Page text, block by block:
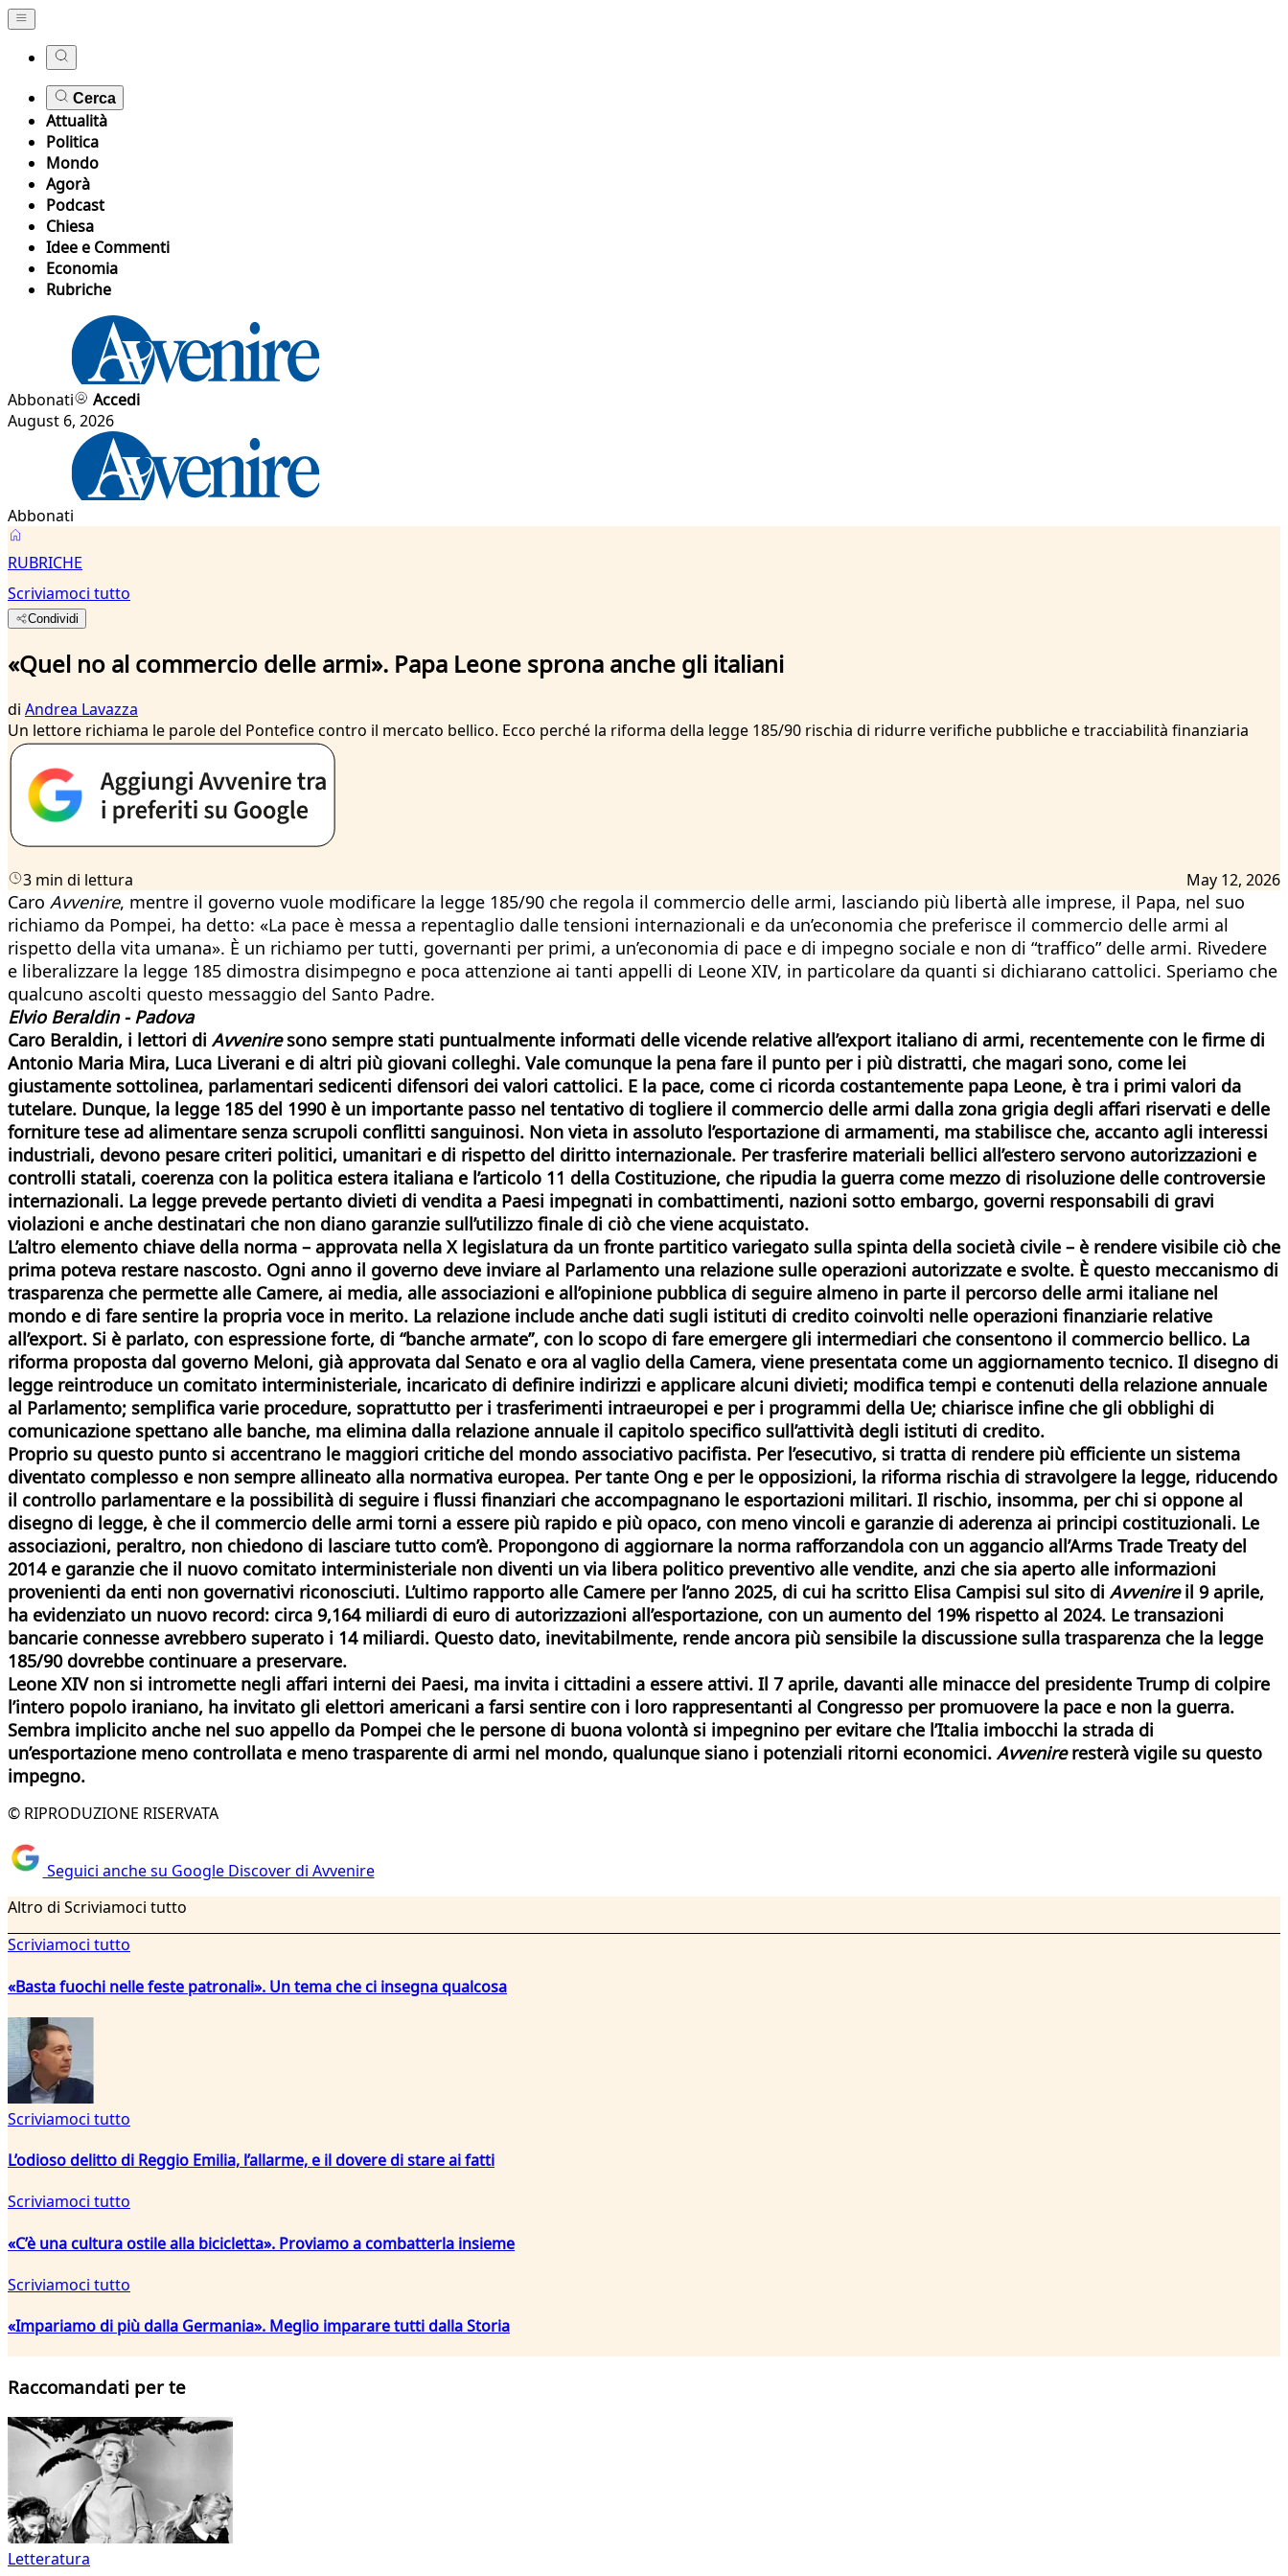
Cerca
Attualità
Politica
Mondo
Agorà
Podcast
Chiesa
Idee e Commenti
Economia
Rubriche
Abbonati
Accedi
August 6, 2026
Abbonati
RUBRICHE
Scriviamoci tutto
Condividi
«Quel no al commercio delle armi». Papa Leone sprona anche gli italiani
di Andrea Lavazza
Un lettore richiama le parole del Pontefice contro il mercato bellico. Ecco perché la riforma della legge 185/90 rischia di ridurre verifiche pubbliche e tracciabilità finanziaria
3 min di lettura May 12, 2026
Caro Avvenire, mentre il governo vuole modificare la legge 185/90 che regola il commercio delle armi, lasciando più libertà alle imprese, il Papa, nel suo
richiamo da Pompei, ha detto: «La pace è messa a repentaglio dalle tensioni internazionali e da un’economia che preferisce il commercio delle armi al
rispetto della vita umana». È un richiamo per tutti, governanti per primi, a un’economia di pace e di impegno sociale e non di “traffico” delle armi. Rivedere
e liberalizzare la legge 185 dimostra disimpegno e poca attenzione ai tanti appelli di Leone XIV, in particolare da quanti si dichiarano cattolici. Speriamo che
qualcuno ascolti questo messaggio del Santo Padre.
Elvio Beraldin - Padova
Caro Beraldin, i lettori di Avveniresono sempre stati puntualmente informati delle vicende relative all’export italiano di armi, recentemente con le firme di
Antonio Maria Mira, Luca Liverani e di altri più giovani colleghi. Vale comunque la pena fare il punto per i più distratti, che magari sono, come lei
giustamente sottolinea, parlamentari sedicenti difensori dei valori cattolici. E la pace, come ci ricorda costantemente papa Leone, è tra i primi valori da
tutelare. Dunque, la legge 185 del 1990 è un importante passo nel tentativo di togliere il commercio delle armi dalla zona grigia degli affari riservati e delle
forniture tese ad alimentare senza scrupoli conflitti sanguinosi. Non vieta in assoluto l’esportazione di armamenti, ma stabilisce che, accanto agli interessi
industriali, devono pesare criteri politici, umanitari e di rispetto del diritto internazionale. Per trasferire materiali bellici all’estero servono autorizzazioni e
controlli statali, coerenza con la politica estera italiana e l’articolo 11 della Costituzione, che ripudia la guerra come mezzo di risoluzione delle controversie
internazionali. La legge prevede pertanto divieti di vendita a Paesi impegnati in combattimenti, nazioni sotto embargo, governi responsabili di gravi
violazioni e anche destinatari che non diano garanzie sull’utilizzo finale di ciò che viene acquistato.
L’altro elemento chiave della norma – approvata nella X legislatura da un fronte partitico variegato sulla spinta della società civile – è rendere visibile ciò che
prima poteva restare nascosto. Ogni anno il governo deve inviare al Parlamento una relazione sulle operazioni autorizzate e svolte. È questo meccanismo di
trasparenza che permette alle Camere, ai media, alle associazioni e all’opinione pubblica di seguire almeno in parte il percorso delle armi italiane nel
mondo e di fare sentire la propria voce in merito. La relazione include anche dati sugli istituti di credito coinvolti nelle operazioni finanziarie relative
all’export. Si è parlato, con espressione forte, di “banche armate”, con lo scopo di fare emergere gli intermediari che consentono il commercio bellico. La
riforma proposta dal governo Meloni, già approvata dal Senato e ora al vaglio della Camera, viene presentata come un aggiornamento tecnico. Il disegno di
legge reintroduce un comitato interministeriale, incaricato di definire indirizzi e applicare alcuni divieti; modifica tempi e contenuti della relazione annuale
al Parlamento; semplifica varie procedure, soprattutto per i trasferimenti intraeuropei e per i programmi della Ue; chiarisce infine che gli obblighi di
comunicazione spettano alle banche, ma elimina dalla relazione annuale il capitolo specifico sull’attività degli istituti di credito.
Proprio su questo punto si accentrano le maggiori critiche del mondo associativo pacifista. Per l’esecutivo, si tratta di rendere più efficiente un sistema
diventato complesso e non sempre allineato alla normativa europea. Per tante Ong e per le opposizioni, la riforma rischia di stravolgere la legge, riducendo
il controllo parlamentare e la possibilità di seguire i flussi finanziari che accompagnano le esportazioni militari. Il rischio, insomma, per chi si oppone al
disegno di legge, è che il commercio delle armi torni a essere più rapido e più opaco, con meno vincoli e garanzie di aderenza ai principi costituzionali. Le
associazioni, peraltro, non chiedono di lasciare tutto com’è. Propongono di aggiornare la norma rafforzandola con un aggancio all’Arms Trade Treaty del
2014 e garanzie che il nuovo comitato interministeriale non diventi un via libera politico preventivo alle vendite, anzi che sia aperto alle informazioni
provenienti da enti non governativi riconosciuti. L’ultimo rapporto alle Camere per l’anno 2025, di cui ha scritto Elisa Campisi sul sito di Avvenireil 9 aprile,
ha evidenziato un nuovo record: circa 9,164 miliardi di euro di autorizzazioni all’esportazione, con un aumento del 19% rispetto al 2024. Le transazioni
bancarie connesse avrebbero superato i 14 miliardi. Questo dato, inevitabilmente, rende ancora più sensibile la discussione sulla trasparenza che la legge
185/90 dovrebbe continuare a preservare.
Leone XIV non si intromette negli affari interni dei Paesi, ma invita i cittadini a essere attivi. Il 7 aprile, davanti alle minacce del presidente Trump di colpire
l’intero popolo iraniano, ha invitato gli elettori americani a farsi sentire con i loro rappresentanti al Congresso per promuovere la pace e non la guerra.
Sembra implicito anche nel suo appello da Pompei che le persone di buona volontà si impegnino per evitare che l’Italia imbocchi la strada di
un’esportazione meno controllata e meno trasparente di armi nel mondo, qualunque siano i potenziali ritorni economici. Avvenireresterà vigile su questo
impegno.
© RIPRODUZIONE RISERVATA
Seguici anche su Google Discover di Avvenire
Altro di Scriviamoci tutto
Scriviamoci tutto
«Basta fuochi nelle feste patronali». Un tema che ci insegna qualcosa
Scriviamoci tutto
L’odioso delitto di Reggio Emilia, l’allarme, e il dovere di stare ai fatti
Scriviamoci tutto
«C’è una cultura ostile alla bicicletta». Proviamo a combatterla insieme
Scriviamoci tutto
«Impariamo di più dalla Germania». Meglio imparare tutti dalla Storia
Raccomandati per te
Letteratura